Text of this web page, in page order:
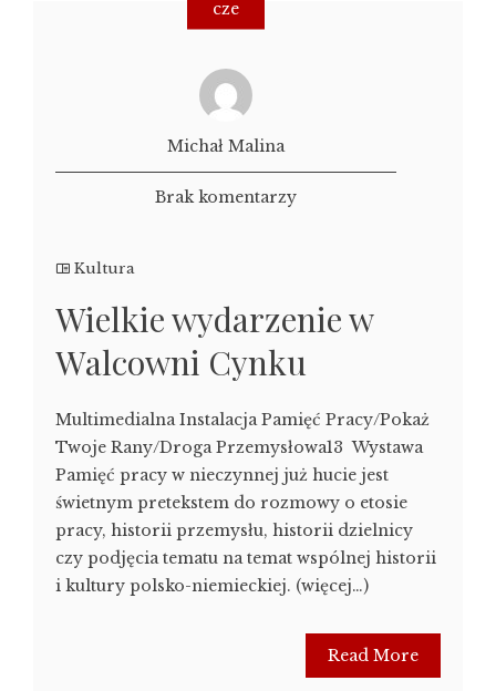
cze
Michał Malina
Brak komentarzy
Kultura
Wielkie wydarzenie w
Walcowni Cynku
Multimedialna Instalacja Pamięć Pracy/Pokaż
Twoje Rany/Droga Przemysłowa13 Wystawa
Pamięć pracy w nieczynnej już hucie jest
świetnym pretekstem do rozmowy o etosie
pracy, historii przemysłu, historii dzielnicy
czy podjęcia tematu na temat wspólnej historii
i kultury polsko-niemieckiej. (więcej…)
Read More